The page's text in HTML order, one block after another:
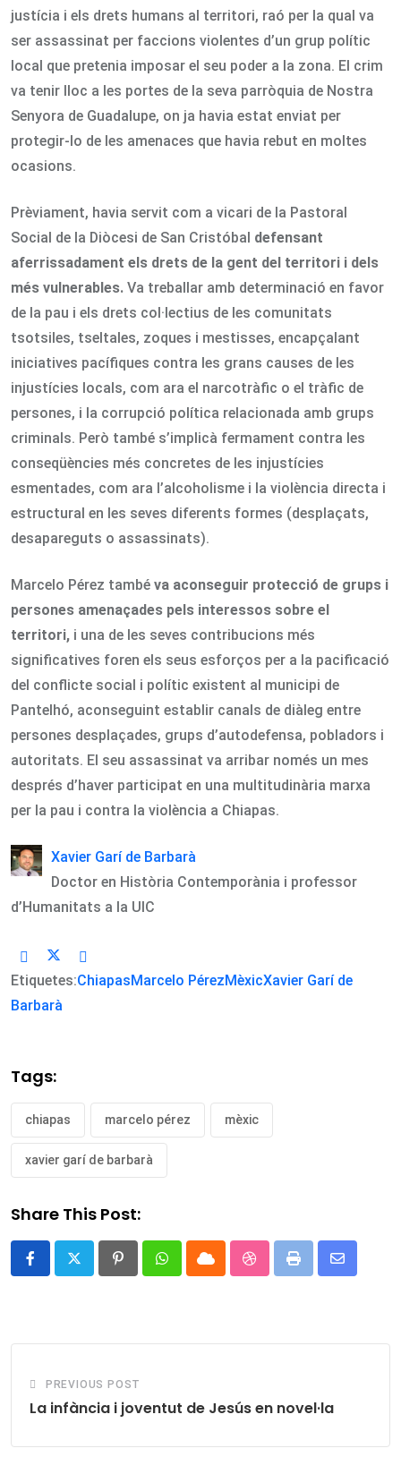
justícia i els drets humans al territori, raó per la qual va
ser assassinat per faccions violentes d’un grup polític
local que pretenia imposar el seu poder a la zona. El crim
va tenir lloc a les portes de la seva parròquia de Nostra
Senyora de Guadalupe, on ja havia estat enviat per
protegir-lo de les amenaces que havia rebut en moltes
ocasions.
Prèviament, havia servit com a vicari de la Pastoral
Social de la Diòcesi de San Cristóbal defensant
aferrissadament els drets de la gent del territori i dels
més vulnerables. Va treballar amb determinació en favor
de la pau i els drets col·lectius de les comunitats
tsotsiles, tseltales, zoques i mestisses, encapçalant
iniciatives pacífiques contra les grans causes de les
injustícies locals, com ara el narcotràfic o el tràfic de
persones, i la corrupció política relacionada amb grups
criminals. Però també s’implicà fermament contra les
conseqüències més concretes de les injustícies
esmentades, com ara l’alcoholisme i la violència directa i
estructural en les seves diferents formes (desplaçats,
desapareguts o assassinats).
Marcelo Pérez també va aconseguir protecció de grups i
persones amenaçades pels interessos sobre el
territori, i una de les seves contribucions més
significatives foren els seus esforços per a la pacificació
del conflicte social i polític existent al municipi de
Pantelhó, aconseguint establir canals de diàleg entre
persones desplaçades, grups d’autodefensa, pobladors i
autoritats. El seu assassinat va arribar només un mes
després d’haver participat en una multitudinària marxa
per la pau i contra la violència a Chiapas.
Xavier Garí de Barbarà
Doctor en Història Contemporània i professor
d’Humanitats a la UIC
Etiquetes:ChiapasMarcelo PérezMèxicXavier Garí de
Barbarà
Tags:
chiapas marcelo pérez mèxic
xavier garí de barbarà
Share This Post:
PinterestWhatsappCloud StumbleUpon
Print
Share
PREVIOUS POST
La infància i joventut de Jesús en novel·la